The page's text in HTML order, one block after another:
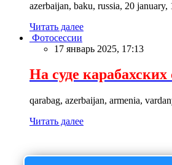
azerbaijan, baku, russia, 20 january,
Читать далее
Фотосессии
17 январь 2025, 17:13
На суде карабахских
qarabag, azerbaijan, armenia,
Читать далее